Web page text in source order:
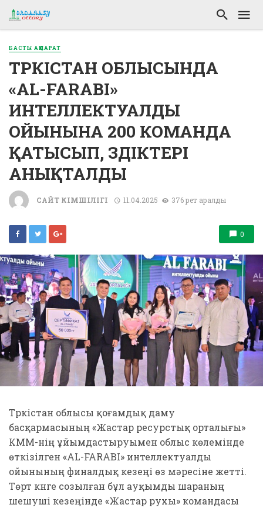
БАСТЫ АҚПАРАТ
ТҮРКІСТАН ОБЛЫСЫНДА
«AL-FARABI»
ИНТЕЛЛЕКТУАЛДЫ
ОЙЫНЫНА 200 КОМАНДА
ҚАТЫСЫП, ҮЗДІКТЕРІ
АНЫҚТАЛДЫ
САЙТ ӘКІМШІЛІГІ 11.04.2025 376 рет қаралды
0
Түркістан облысы қоғамдық даму
басқармасының «Жастар ресурстық орталығы»
КММ-нің ұйымдастыруымен облыс көлемінде
өткізілген «AL-FARABI» интеллектуалды
ойынының финалдық кезеңі өз мәресіне жетті.
Төрт күнге созылған бұл ауқымды шараның
шешуші кезеңінде «Жастар рухы» командасы